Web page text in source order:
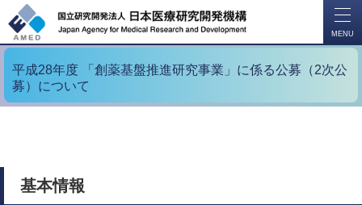
MENU
平成28年度 「創薬基盤推進研究事業」に係る公募（2次公
募）について
基本情報